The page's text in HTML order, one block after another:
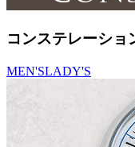
コンステレーシ
MEN'SLADY'S